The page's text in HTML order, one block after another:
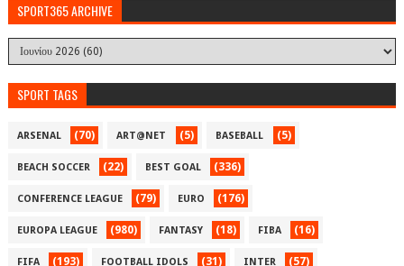
SPORT365 ARCHIVE
SPORT TAGS
ARSENAL (70) ART@NET (5) BASEBALL (5)
BEACH SOCCER (22) BEST GOAL (336)
CONFERENCE LEAGUE (79) EURO (176)
EUROPA LEAGUE (980) FANTASY (18) FIBA (16)
FIFA (193) FOOTBALL IDOLS (31) INTER (57)